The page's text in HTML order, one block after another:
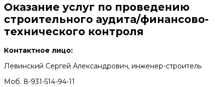
Оказание услуг по проведению
строительного аудита/финансово-
технического контроля
Контактное лицо:
Левинский Сергей Александрович, инженер-строитель
Моб. 8-931-514-94-11